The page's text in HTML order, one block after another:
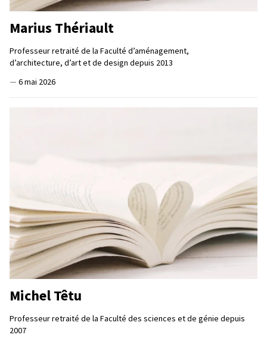
Marius Thériault
Professeur retraité de la Faculté d’aménagement,
d’architecture, d’art et de design depuis 2013
— 6 mai 2026
Michel Têtu
Professeur retraité de la Faculté des sciences et de génie depuis
2007